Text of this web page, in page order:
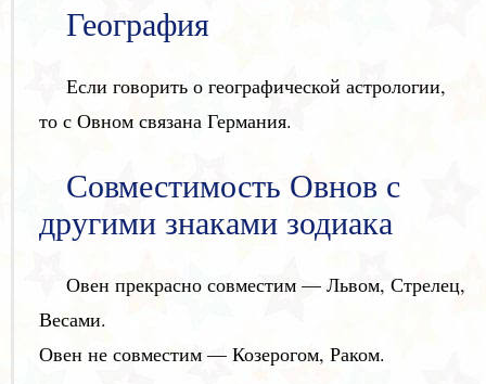
География
Если говорить о географической астрологии,
то с Овном связана Германия.
Совместимость Овнов с
другими знаками зодиака
Овен прекрасно совместим — Львом, Стрелец,
Весами.
Овен не совместим — Козерогом, Раком.